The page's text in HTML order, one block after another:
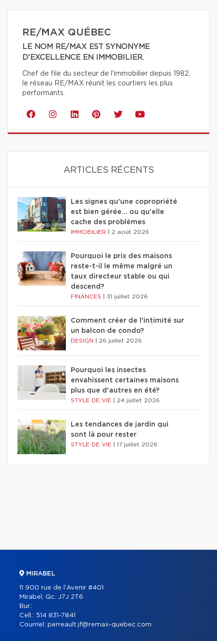
RE/MAX QUÉBEC
LE NOM RE/MAX EST SYNONYME
D'EXCELLENCE EN IMMOBILIER.
Chef de file du secteur de l'immobilier depuis 1982,
le réseau RE/MAX réunit les courtiers les plus
performants.
ARTICLES RÉCENTS
Les signes qu'une copropriété
est bien gérée… ou qu'elle
cache des problèmes
IMMOBILIER 2 août 2026
Pourquoi le prix des maisons
reste-t-il le même malgré un
taux directeur stable ou qui
descend?
FINANCES 31 juillet 2026
Comment créer de l'intimité sur
un balcon de condo?
DESIGN 26 juillet 2026
Pourquoi les insectes
envahissent certaines maisons
plus que d'autres en été?
STYLE DE VIE 24 juillet 2026
Les tendances de jardin qui
sont là pour rester
STYLE DE VIE 17 juillet 2026
MIRABEL
11 900 rue de l'Avenir #401
Mirabel, Qc. J7J 2T6
Bur.:
Cell.: 514 831-7841
Courriel: perreault.jf@remax-quebec.com